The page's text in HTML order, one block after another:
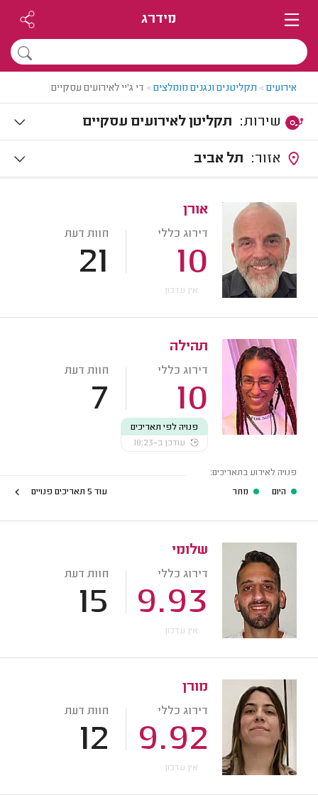
מידרג
אירועים> תקליטנים ונגנים מומלצים> די ג'יי לאירועים עסקיים
תקליטן לאירועים עסקיים
תל אביב
אורן
דירוג כללי
10
חוות דעת
21
אין עדכון
תהילה
דירוג כללי
10
חוות דעת
7
פנויה לפי תאריכים
עודכן ב-18:23
פנויה לאירוע בתאריכים:
היום
מחר עוד 5 תאריכים פנויים
שלומי
דירוג כללי
9.93
חוות דעת
15
אין עדכון
מורן
דירוג כללי
9.92
חוות דעת
12
אין עדכון